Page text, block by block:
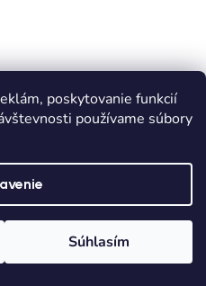
poskytovanie funkcií
používame súbory
Súhlasím
MAYORAL 712-082
od 1,90€